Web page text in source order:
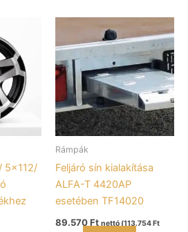
5×112/
Rámpák
Feljáró sín kialakítása
ALFA-T 4420AP
esetében TF14020
89.570Ft nettó (113.754 Ft